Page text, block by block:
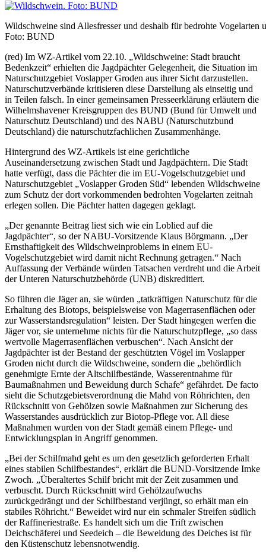
Wildschweine sind Allesfresser und deshalb für bedrohte Vogelarten
Foto: BUND
(red) Im WZ-Artikel vom 22.10. „Wildschweine: Stadt braucht
Bedenkzeit“ erhielten die Jagdpächter Gelegenheit, die Situation im
Naturschutzgebiet Voslapper Groden aus ihrer Sicht darzustellen.
Naturschutzverbände kritisieren diese Darstellung als einseitig und
in Teilen falsch. In einer gemeinsamen Presseerklärung erläutern die
Wilhelmshavener Kreisgruppen des BUND (Bund für Umwelt und
Naturschutz Deutschland) und des NABU (Naturschutzbund
Deutschland) die naturschutzfachlichen Zusammenhänge.
Hintergrund des WZ-Artikels ist eine gerichtliche
Auseinandersetzung zwischen Stadt und Jagdpächtern. Die Stadt
hatte verfügt, dass die Pächter die im EU-Vogelschutzgebiet und
Naturschutzgebiet „Voslapper Groden Süd“ lebenden Wildschweine
zum Schutz der dort vorkommenden bedrohten Vogelarten zeitnah
erlegen sollen. Die Pächter hatten dagegen geklagt.
„Der genannte Beitrag liest sich wie ein Loblied auf die
Jagdpächter“, so der NABU-Vorsitzende Klaus Börgmann. „Der
Ernsthaftigkeit des Wildschweinproblems in einem EU-
Vogelschutzgebiet wird damit nicht Rechnung getragen.“ Nach
Auffassung der Verbände würden Tatsachen verdreht und die Arbeit
der Unteren Naturschutzbehörde (UNB) diskreditiert.
So führen die Jäger an, sie würden „tatkräftigen Naturschutz für die
Erhaltung des Biotops, beispielsweise von Magerrasenflächen oder
zur Wasserstandsregulation“ leisten. Der Stadt hingegen werfen die
Jäger vor, sie unternehme nichts für die Naturschutzpflege, „so dass
wertvolle Magerrasenflächen verbuschen“. Nach Ansicht der
Jagdpächter ist der Bestand der geschützten Vögel im Voslapper
Groden nicht durch die Wildschweine, sondern die „behördlich
genehmigte Ernte der Altschilfbestände, Wasserentnahme für
Baumaßnahmen und Beweidung durch Schafe“ gefährdet. De facto
sieht die Schutzgebietsverordnung die Mahd von Röhrichten, den
Rückschnitt von Gehölzen sowie Maßnahmen zur Sicherung des
Wasserstandes ausdrücklich zur Biotop-Pflege vor. All diese
Maßnahmen wurden von der Stadt gemäß einem Pflege- und
Entwicklungsplan in Angriff genommen.
„Bei der Schilfmahd geht es um den gesetzlich geforderten Erhalt
eines stabilen Schilfbestandes“, erklärt die BUND-Vorsitzende Imke
Zwoch. „Überaltertes Schilf bricht mit der Zeit zusammen und
verbuscht. Durch Rückschnitt wird Gehölzaufwuchs
zurückgedrängt und der Schilfbestand verjüngt, so erhält man ein
stabiles Röhricht.“ Beweidet wird nur ein schmaler Streifen südlich
der Raffineriestraße. Es handelt sich um die Trift zwischen
Deichschäferei und Seedeich – die Beweidung des Deiches ist für
den Küstenschutz lebensnotwendig.